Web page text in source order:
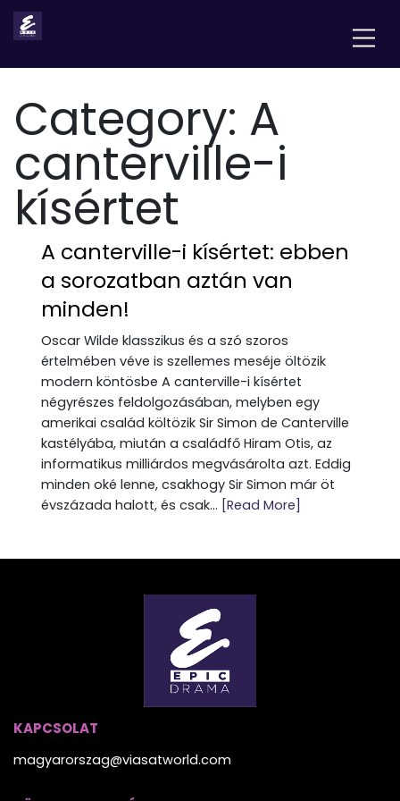
Category: A
canterville-i
kísértet
A canterville-i kísértet: ebben
a sorozatban aztán van
minden!
Oscar Wilde klasszikus és a szó szoros
értelmében véve is szellemes meséje öltözik
modern köntösbe A canterville-i kísértet
négyrészes feldolgozásában, melyben egy
amerikai család költözik Sir Simon de Canterville
kastélyába, miután a családfő Hiram Otis, az
informatikus milliárdos megvásárolta azt. Eddig
minden oké lenne, csakhogy Sir Simon már öt
évszázada halott, és csak... [Read More]
KAPCSOLAT
magyarorszag@viasatworld.com